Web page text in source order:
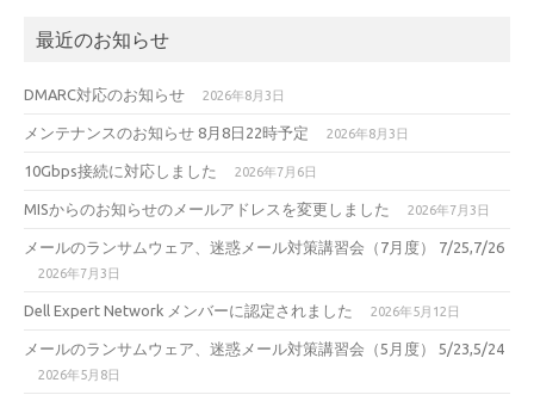
最近のお知らせ
DMARC対応のお知らせ 2026年8月3日
メンテナンスのお知らせ 8月8日22時予定 2026年8月3日
10Gbps接続に対応しました 2026年7月6日
MISからのお知らせのメールアドレスを変更しました 2026年7月3日
メールのランサムウェア、迷惑メール対策講習会（7月度） 7/25,7/26
2026年7月3日
Dell Expert Network メンバーに認定されました 2026年5月12日
メールのランサムウェア、迷惑メール対策講習会（5月度） 5/23,5/24
2026年5月8日